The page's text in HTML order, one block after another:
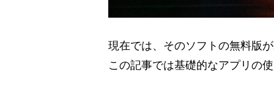
現在では、そのソフトの無料版
この記事では基礎的なアプリの